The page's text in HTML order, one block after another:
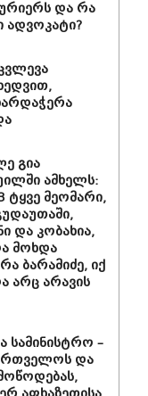
და რა
ადვოკატი?
გია
ამხელს:
ტყვე მეომარი,
და კობახია,
მოხდა
ბარამიძე, იქ
არც არავის
სამინისტრო –
და